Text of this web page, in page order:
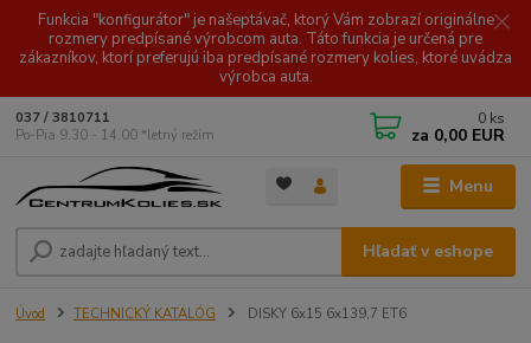
Funkcia "konfigurátor" je našeptávač, ktorý Vám zobrazí originálne
rozmery predpísané výrobcom auta. Táto funkcia je určená pre
zákazníkov, ktorí preferujú iba predpísané rozmery kolies, ktoré uvádza
výrobca auta.
Menu
Hľadať v eshope
037 / 3810711
Po-Pia 9.30 - 14.00 *letný režim
0 ks
za 0,00 EUR
Úvod TECHNICKÝ KATALÓG DISKY 6x15 6x139,7 ET6